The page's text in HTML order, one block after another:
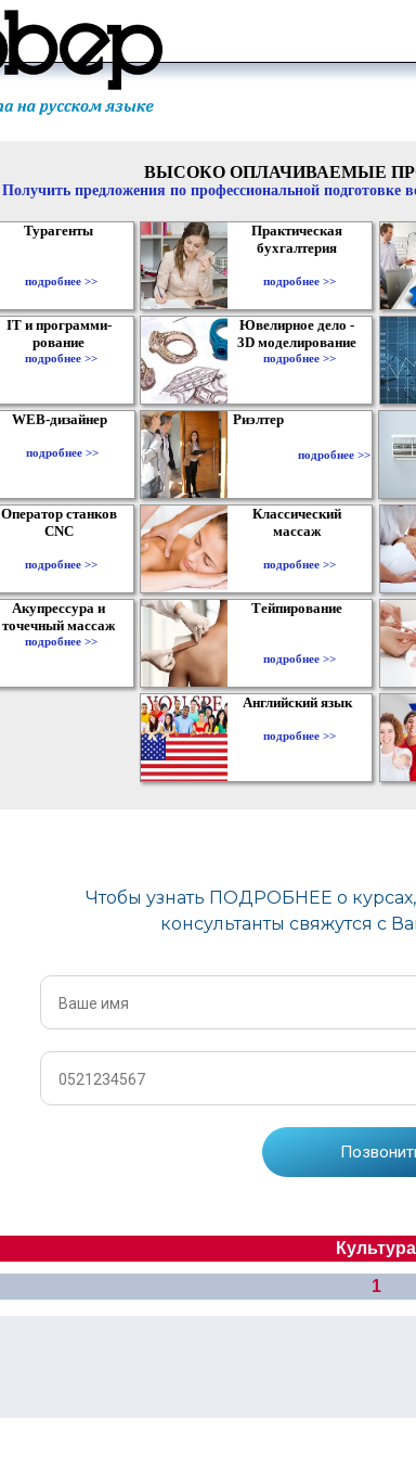
ВЫСОКО ОПЛАЧИВАЕМЫЕ
Получить предложения по профессиональной подготовке
Турагенты
подробнее >>
Практическая
бухгалтерия
подробнее >>
IT и программи-
рование
подробнее >>
Ювелирное дело -
3D моделирование
подробнее >>
WEB-дизайнер
подробнее >>
Риэлтер
подробнее >>
Оператор станков
CNC
подробнее >>
Классический
массаж
подробнее >>
Акупрессура и
точечный массаж
подробнее >>
Тейпирование
подробнее >>
Английский язык
подробнее >>
Культура
1